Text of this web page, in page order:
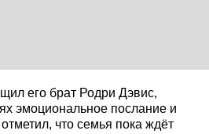
его брат Родри Дэвис,
эмоциональное послание и
что семья пока ждёт